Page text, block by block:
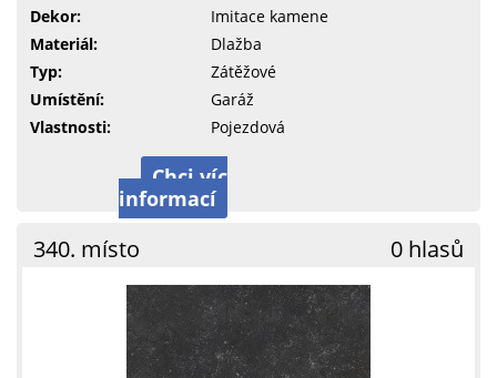
Dekor:
Imitace kamene
Materiál:
Dlažba
Typ:
Zátěžové
Umístění:
Garáž
Vlastnosti:
Pojezdová
Chci víc
informací
340. místo 0 hlasů